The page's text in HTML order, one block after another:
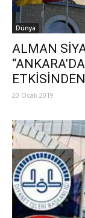
Dünya
ALMAN
20 Ocak 2019